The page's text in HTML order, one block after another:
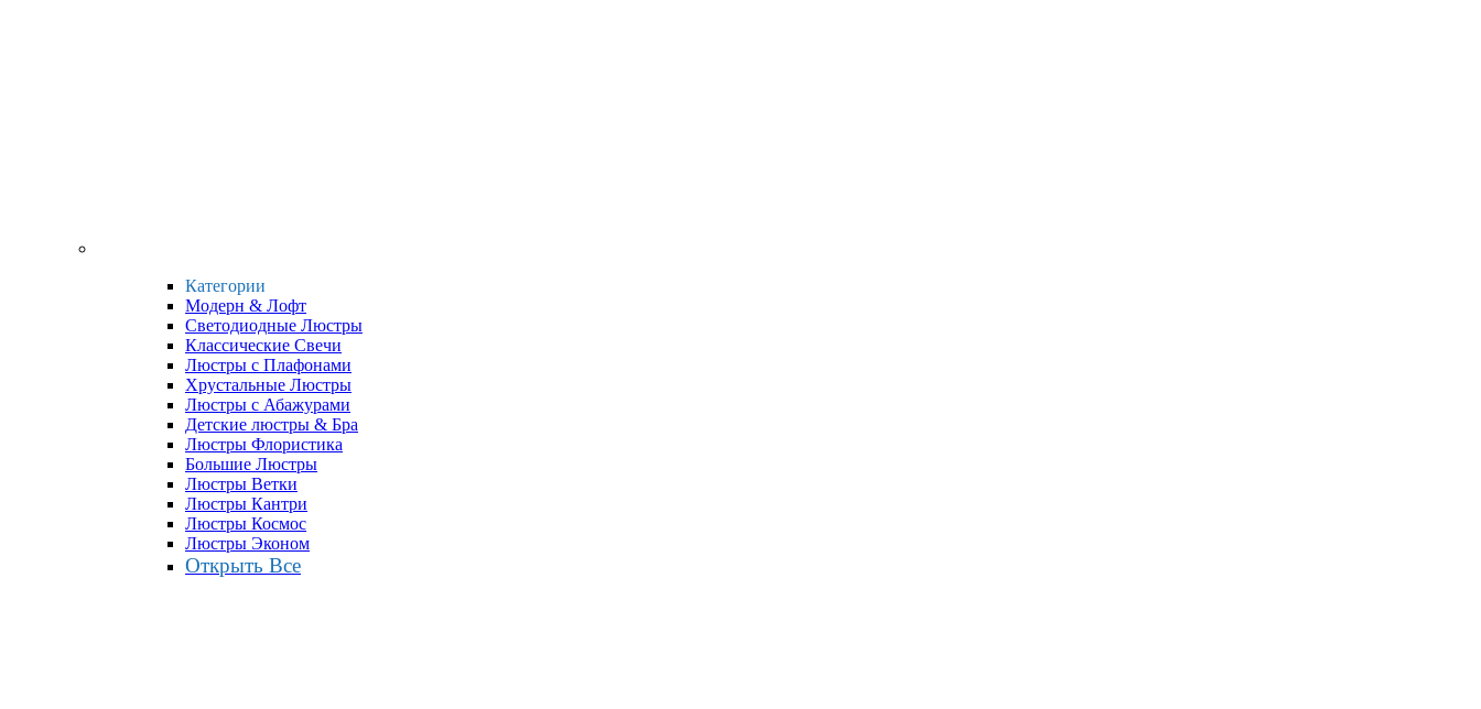
Категории
Модерн & Лофт
Светодиодные Люстры
Классические Свечи
Люстры с Плафонами
Хрустальные Люстры
Люстры с Абажурами
Детские люстры & Бра
Люстры Флористика
Большие Люстры
Люстры Ветки
Люстры Кантри
Люстры Космос
Люстры Эконом
Открыть Все